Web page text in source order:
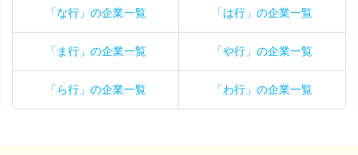
「な行」の企業一覧 「は行」の企業一覧
「ま行」の企業一覧 「や行」の企業一覧
「ら行」の企業一覧 「わ行」の企業一覧